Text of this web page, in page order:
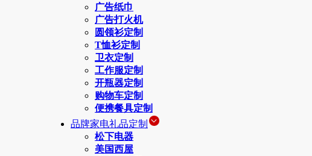
广告纸巾
广告打火机
圆领衫定制
T恤衫定制
卫衣定制
工作服定制
开瓶器定制
购物车定制
便携餐具定制
品牌家电礼品定制
松下电器
美国西屋